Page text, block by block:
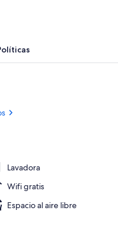
de diseño | Sistema de
Lavadora
Wifi gratis
Espacio al aire libre